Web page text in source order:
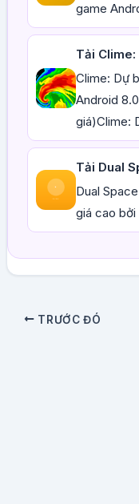
game
Tải
Clime: Dự
Android
giá)Clime:
Tải Dual
Dual
giá cao
TRƯỚC ĐÓ